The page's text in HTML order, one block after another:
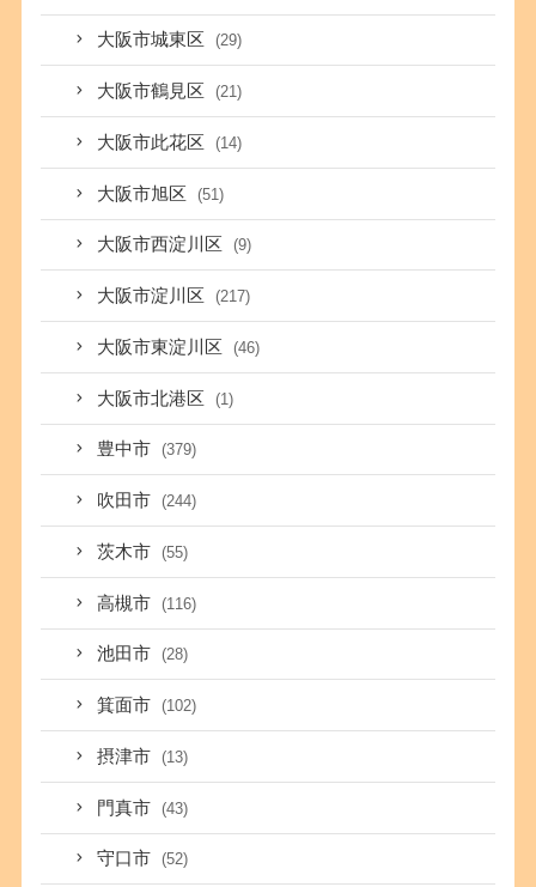
大阪市城東区 (29)
大阪市鶴見区 (21)
大阪市此花区 (14)
大阪市旭区 (51)
大阪市西淀川区 (9)
大阪市淀川区 (217)
大阪市東淀川区 (46)
大阪市北港区 (1)
豊中市 (379)
吹田市 (244)
茨木市 (55)
高槻市 (116)
池田市 (28)
箕面市 (102)
摂津市 (13)
門真市 (43)
守口市 (52)